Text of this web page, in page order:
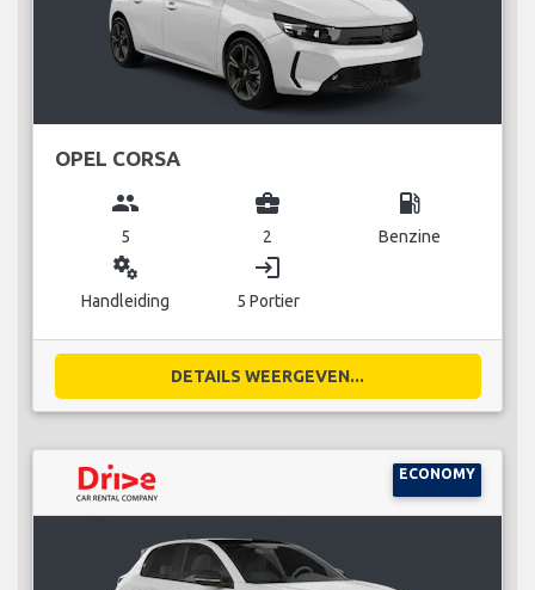
OPEL CORSA
group
5
business_center
2
local_gas_station
Benzine
miscellaneous_services
Handleiding
login
5 Portier
DETAILS WEERGEVEN...
ECONOMY